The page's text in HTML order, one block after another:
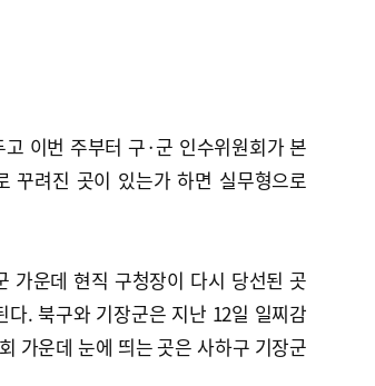
이번 주부터 구·군 인수위원회가 본
꾸려진 곳이 있는가 하면 실무형으로
가운데 현직 구청장이 다시 당선된 곳
. 북구와 기장군은 지난 12일 일찌감
가운데 눈에 띄는 곳은 사하구 기장군